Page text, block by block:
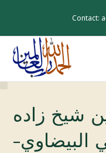
Contact:
شيخ زاده
البيضاوي-